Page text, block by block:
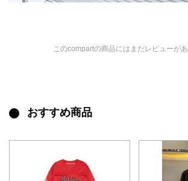
このcompartの商品にはまだレビューが
おすすめ商品